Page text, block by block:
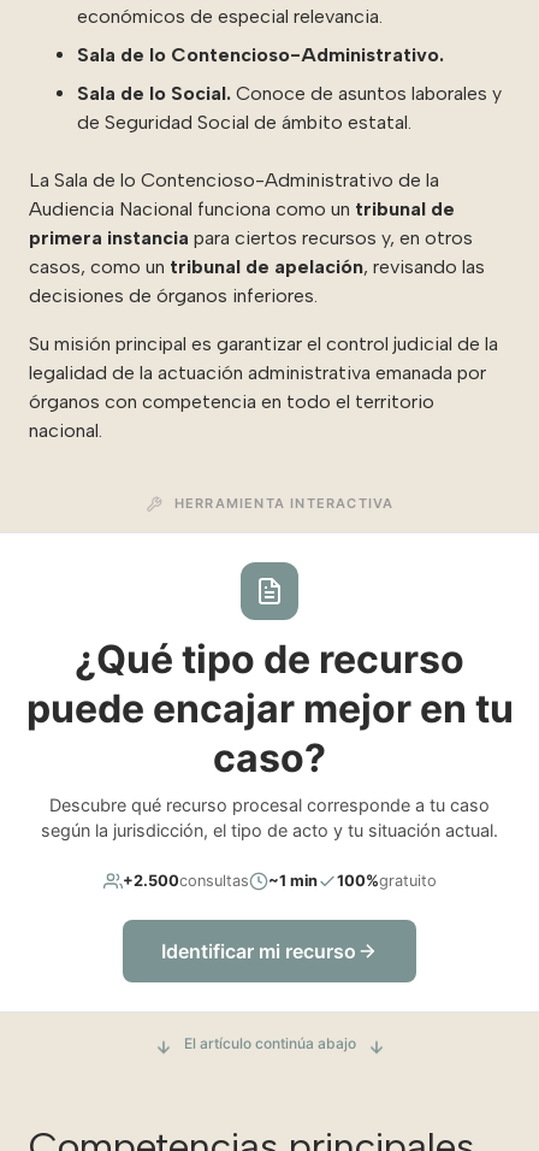
económicos de especial relevancia.
Sala de lo Contencioso-Administrativo.
Sala de lo Social. Conoce de asuntos laborales y
de Seguridad Social de ámbito estatal.
La Sala de lo Contencioso-Administrativo de la
Audiencia Nacional funciona como un tribunal de
primera instancia para ciertos recursos y, en otros
casos, como un tribunal de apelación, revisando las
decisiones de órganos inferiores.
Su misión principal es garantizar el control judicial de la
legalidad de la actuación administrativa emanada por
órganos con competencia en todo el territorio
nacional.
HERRAMIENTA INTERACTIVA
¿Qué tipo de recurso
puede encajar mejor en tu
caso?
Descubre qué recurso procesal corresponde a tu caso
según la jurisdicción, el tipo de acto y tu situación actual.
+2.500consultas ~1 min 100%gratuito
Identificar mi recurso
El artículo continúa abajo